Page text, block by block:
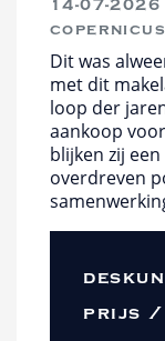
14-07-
Dit was
met dit
loop der
aankoop
blijken zij
overdreven
prijs /